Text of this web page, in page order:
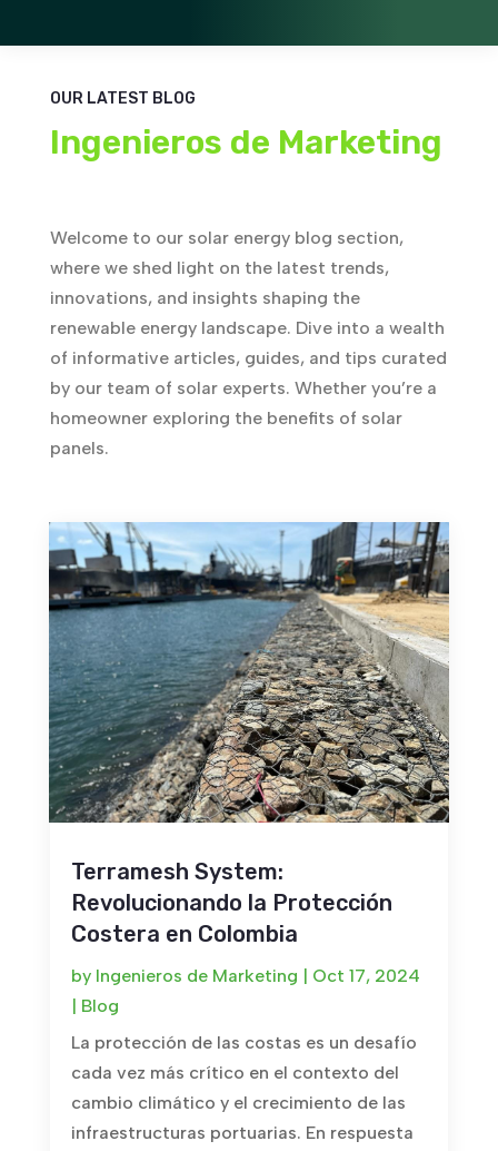
OUR LATEST BLOG
Ingenieros de Marketing
Welcome to our solar energy blog section,
where we shed light on the latest trends,
innovations, and insights shaping the
renewable energy landscape. Dive into a wealth
of informative articles, guides, and tips curated
by our team of solar experts. Whether you’re a
homeowner exploring the benefits of solar
panels.
Terramesh System:
Revolucionando la Protección
Costera en Colombia
by Ingenieros de Marketing
Oct 17, 2024
Blog
La protección de las costas es un desafío
cada vez más crítico en el contexto del
cambio climático y el crecimiento de las
infraestructuras portuarias. En respuesta